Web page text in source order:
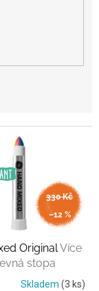
330 Kč
–12 %
OriginalVíce
stopa
Skladem (3 ks)